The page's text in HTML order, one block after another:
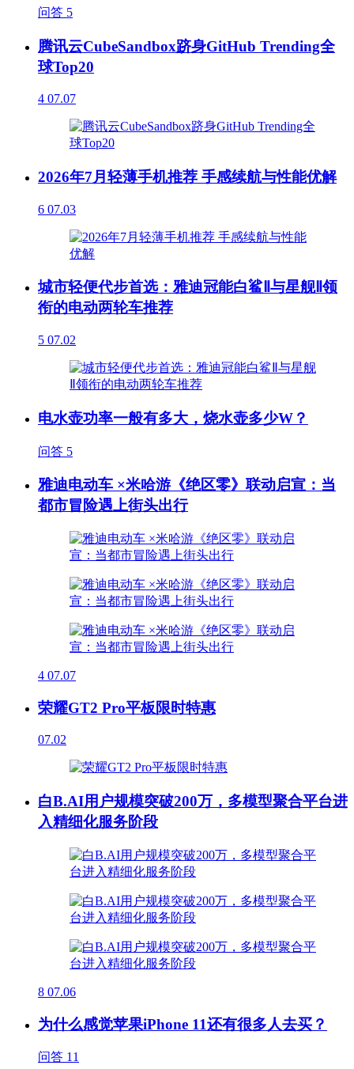
问答 5
腾讯云CubeSandbox跻身GitHub Trending全
球Top20
4 07.07
2026年7月轻薄手机推荐 手感续航与性能优解
6 07.03
城市轻便代步首选：雅迪冠能白鲨Ⅱ与星舰Ⅱ领
衔的电动两轮车推荐
5 07.02
电水壶功率一般有多大，烧水壶多少W？
问答 5
雅迪电动车 ×米哈游《绝区零》联动启宣：当
都市冒险遇上街头出行
4 07.07
荣耀GT2 Pro平板限时特惠
07.02
白B.AI用户规模突破200万，多模型聚合平台进
入精细化服务阶段
8 07.06
为什么感觉苹果iPhone 11还有很多人去买？
问答 11